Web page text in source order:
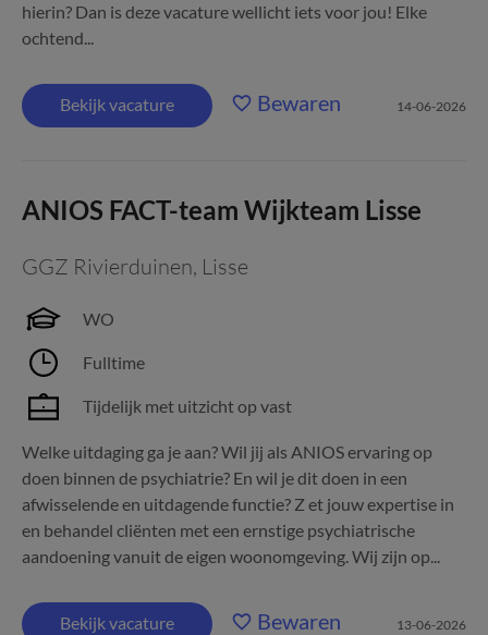
hierin? Dan is deze vacature wellicht iets voor jou! Elke
ochtend...
Bekijk vacature Bewaren 14-06-2026
ANIOS FACT-team Wijkteam Lisse
GGZ Rivierduinen, Lisse
WO
Fulltime
Tijdelijk met uitzicht op vast
Welke uitdaging ga je aan? Wil jij als ANIOS ervaring op
doen binnen de psychiatrie? En wil je dit doen in een
afwisselende en uitdagende functie? Z et jouw expertise in
en behandel cliënten met een ernstige psychiatrische
aandoening vanuit de eigen woonomgeving. Wij zijn op...
Bekijk vacature Bewaren 13-06-2026